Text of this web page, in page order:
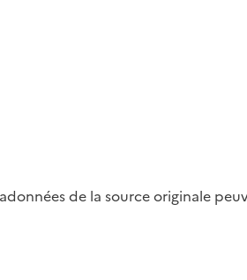
de la source originale